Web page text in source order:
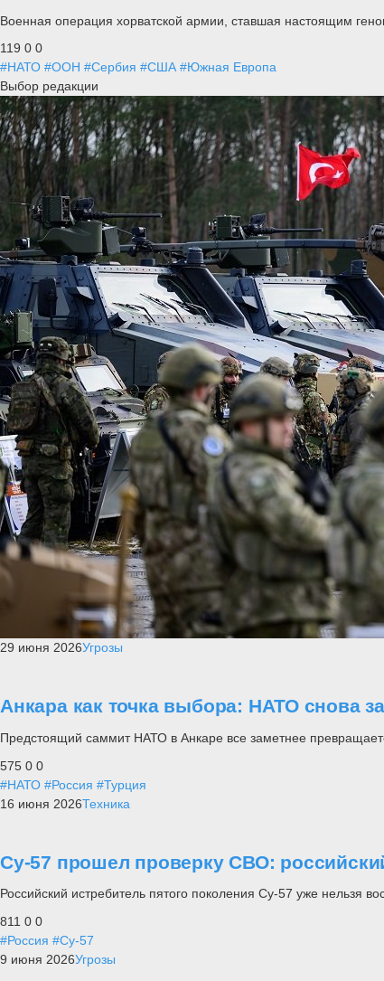
Военная операция хорватской армии, ставшая настоящим
119 0 0
#НАТО #ООН #Сербия #США #Южная Европа
Выбор редакции
29 июня 2026Угрозы
Анкара как точка выбора: НАТО снова
Предстоящий саммит НАТО в Анкаре все заметнее
575 0 0
#НАТО #Россия #Турция
16 июня 2026Техника
Су-57 прошел проверку СВО:
Российский истребитель пятого поколения Су-57 уже нельзя
811 0 0
#Россия #Су-57
9 июня 2026Угрозы